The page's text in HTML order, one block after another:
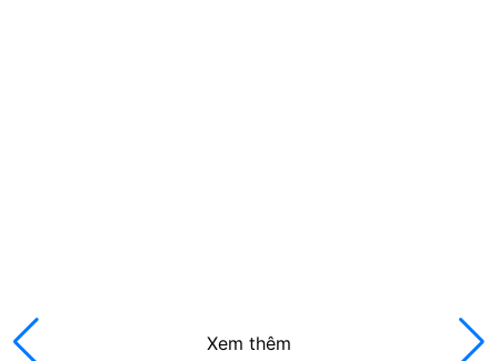
Xem thêm